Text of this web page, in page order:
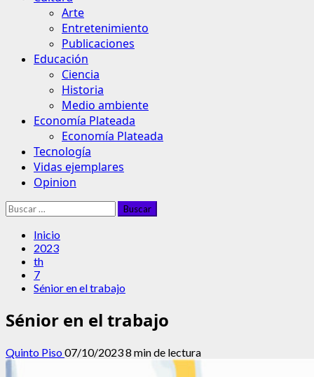
Arte
Entretenimiento
Publicaciones
Educación
Ciencia
Historia
Medio ambiente
Economía Plateada
Economía Plateada
Tecnología
Vidas ejemplares
Opinion
Buscar:
Inicio
2023
th
7
Sénior en el trabajo
Sénior en el trabajo
Quinto Piso07/10/20238 min de lectura